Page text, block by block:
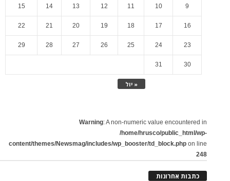
« יול
9
10
11
12
13
14
15
16
17
18
19
20
21
22
23
24
25
26
27
28
29
30
31
Warning: A non-numeric value encountered in
/home/hrusco/public_html/wp-
content/themes/Newsmag/includes/wp_booster/td_block.php on line
248
כתבות אחרונות